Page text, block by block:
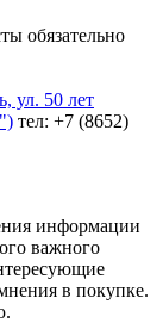
обязательно
ул. 50 лет
тел: +7 (8652)
информации
важного
в покупке.